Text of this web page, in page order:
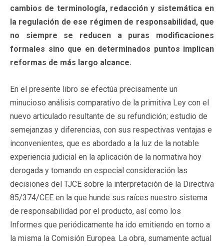
cambios de terminología, redacción y sistemática en
la regulación de ese régimen de responsabilidad, que
no siempre se reducen a puras modificaciones
formales sino que en determinados puntos implican
reformas de más largo alcance.
En el presente libro se efectúa precisamente un
minucioso análisis comparativo de la primitiva Ley con el
nuevo articulado resultante de su refundición; estudio de
semejanzas y diferencias, con sus respectivas ventajas e
inconvenientes, que es abordado a la luz de la notable
experiencia judicial en la aplicación de la normativa hoy
derogada y tomando en especial consideración las
decisiones del TJCE sobre la interpretación de la Directiva
85/374/CEE en la que hunde sus raíces nuestro sistema
de responsabilidad por el producto, así como los
Informes que periódicamente ha ido emitiendo en torno a
la misma la Comisión Europea. La obra, sumamente actual